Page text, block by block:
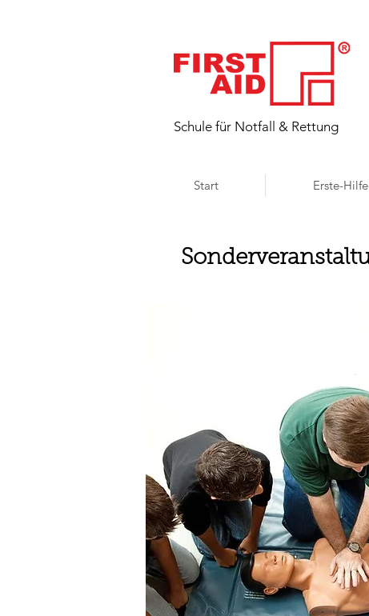
​Schule für Notfall & Rettung
Start Erste-